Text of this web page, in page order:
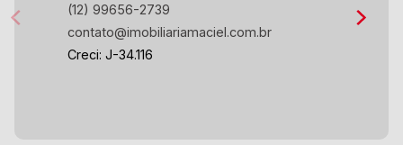
(12) 99656-2739
contato@imobiliariamaciel.com.br
Creci: J-34.116